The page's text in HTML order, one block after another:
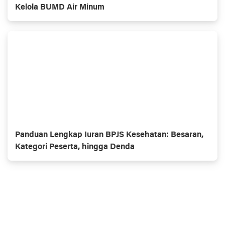
Kelola BUMD Air Minum
Panduan Lengkap Iuran BPJS Kesehatan: Besaran,
Kategori Peserta, hingga Denda